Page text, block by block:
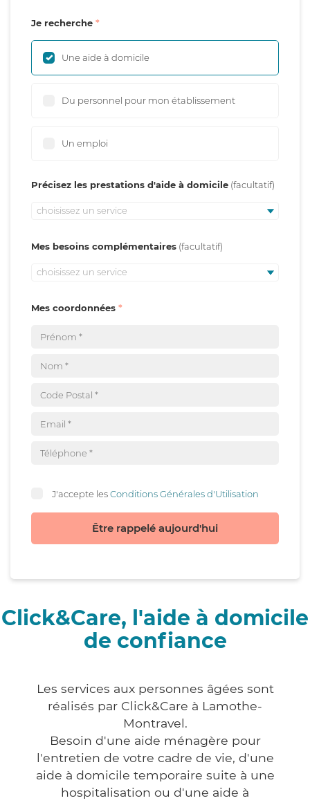
Je recherche
Une aide à domicile
Du personnel pour mon établissement
Un emploi
Précisez les prestations d'aide à domicile
choisissez un service
Mes besoins complémentaires
choisissez un service
Mes coordonnées
J'accepte lesConditions Générales d'Utilisation
Être rappelé aujourd'hui
Click&Care, l'aide à domicile
de confiance
Les services aux personnes âgées sont
réalisés par Click&Care à Lamothe-
Montravel.
Besoin d'une aide ménagère pour
l'entretien de votre cadre de vie, d'une
aide à domicile temporaire suite à une
hospitalisation ou d'une aide à